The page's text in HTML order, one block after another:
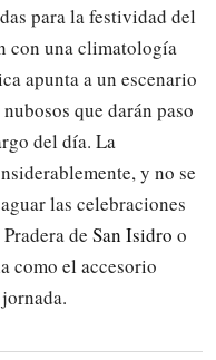
para la festividad del
con una climatología
apunta a un escenario
que darán paso
del día. La
y no se
las celebraciones
de San Isidro o
como el accesorio